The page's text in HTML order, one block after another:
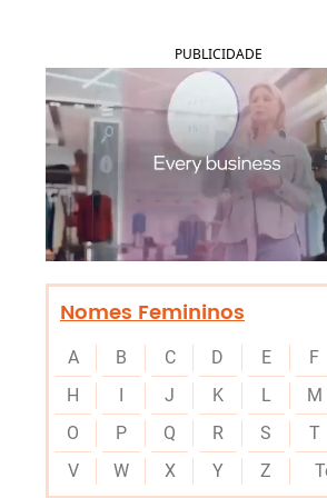
PUBLICIDADE
Nomes Femininos
A B C D E F
H
I J K L M
O
P Q R S T
V
W X Y Z